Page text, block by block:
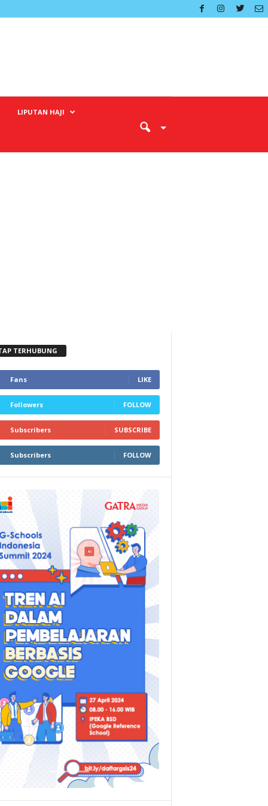
LIPUTAN HAJI
TERHUBUNG
Fans LIKE
Followers FOLLOW
Subscribers SUBSCRIBE
Subscribers FOLLOW